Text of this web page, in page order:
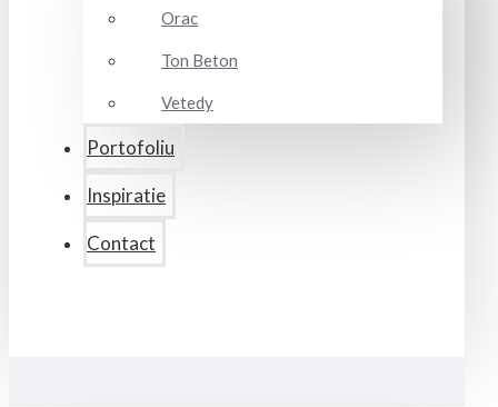
Orac
Ton Beton
Vetedy
Portofoliu
Inspiratie
Contact